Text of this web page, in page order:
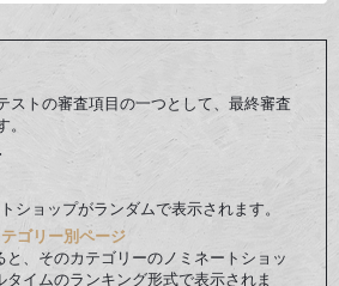
ラル、ヴィンテージまで幅広いテイストを揃え
えできる情報も発信しています。
ストの審査項目の一つとして、最終審査
ショップがランダムで表示されます。
ゴリー別ページ
と、そのカテゴリーのノミネートショッ
タイムのランキング形式で表示されま